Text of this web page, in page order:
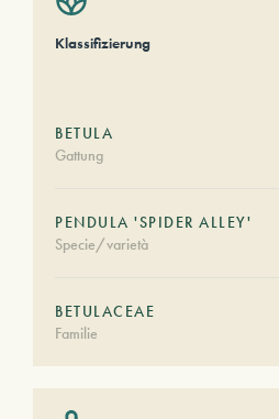
Klassifizierung
BETULA
Gattung
PENDULA 'SPIDER ALLEY'
Specie/varietà
BETULACEAE
Familie